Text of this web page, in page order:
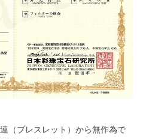
（ブレスレット）から無作為で